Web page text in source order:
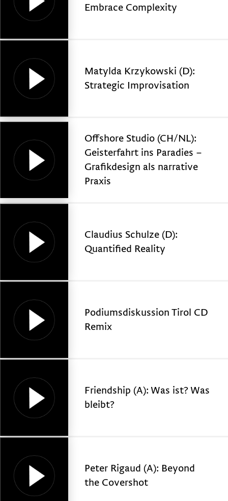
Embrace Complexity
Matylda Krzykowski (D):
Strategic Improvisation
Offshore Studio (CH/NL):
Geisterfahrt ins Paradies –
Grafikdesign als narrative
Praxis
Claudius Schulze (D):
Quantified Reality
Podiumsdiskussion Tirol CD
Remix
Friendship (A): Was ist? Was
bleibt?
Peter Rigaud (A): Beyond
the Covershot